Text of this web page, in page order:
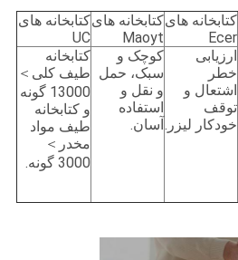
کتابخانه های
Ecer
کتابخانه های
Maoyt
کتابخانه های
UC
ارزیابی
خطر
اشتعال و
توقف
خودکار لیزر.
کوچک و
سبک، حمل
و نقل و
استفاده
آسان.
کتابخانه
طیف کلی＞
13000 گونه
و کتابخانه
طیف مواد
مخدر＞
3000 گونه.